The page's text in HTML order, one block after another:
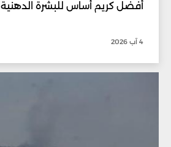
أفضل كريم أساس للبشرة الدهنية
4 آب 2026